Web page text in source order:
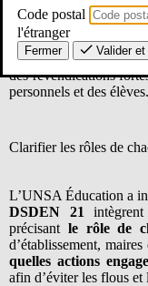
Les épisodes de
une réalité récurrente à
doivent faire face.
l’UNSA Éducation
des revendications
personnels et des élèves.
Clarifier les rôles de
L’UNSA Éducation a
DSDEN 21
précisant le rôle de
d’établissement,
quelles actions
afin d’éviter les flous et
Code postal
l'étranger
Fermer Valider